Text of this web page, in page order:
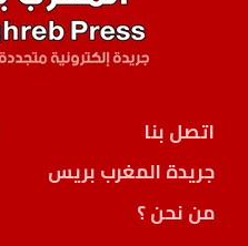
اتصل بنا
جريدة المغرب بريس
من نحن ؟